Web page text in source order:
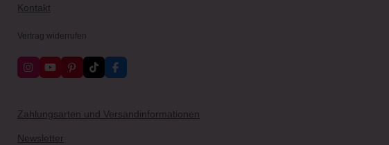
Kontakt
Vertrag widerrufen
I
n
a
g
a
Y
o
b
P
i
r
T
i
k
F
a
o
Zahlungsarten und Versandinformationen
Newsletter